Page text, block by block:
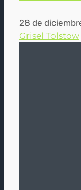
28 de
Grisel Tolstow